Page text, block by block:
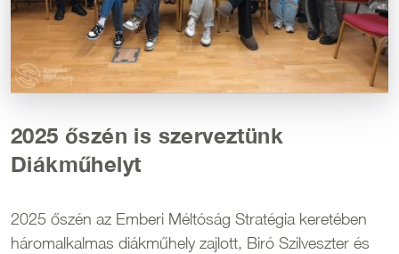
2025 őszén is szerveztünk
Diákműhelyt
2025 őszén az Emberi Méltóság Stratégia keretében
háromalkalmas diákműhely zajlott, Biró Szilveszter és